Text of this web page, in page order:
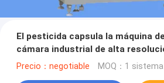
El pesticida capsula la máquina
cámara industrial de alta
Precio：negotiable MOQ：1 sistema